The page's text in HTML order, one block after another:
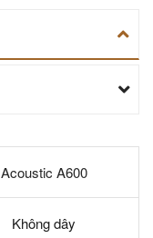
Acoustic A600
Không dây